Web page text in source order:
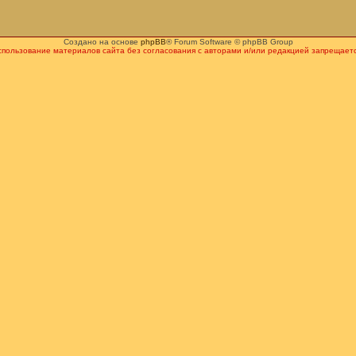
Создано на основе phpBB® Forum Software © phpBB Group
материалов сайта без согласования с авторами и/или редакцией